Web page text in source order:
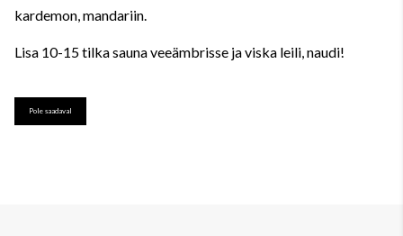
kardemon, mandariin.
Lisa 10-15 tilka sauna veeämbrisse ja viska leili, naudi!
Pole saadaval